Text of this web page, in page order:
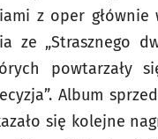
z oper głównie
ze „Strasznego
powtarzały
Album
się kolejne